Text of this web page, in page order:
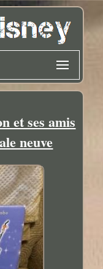
et ses amis
neuve